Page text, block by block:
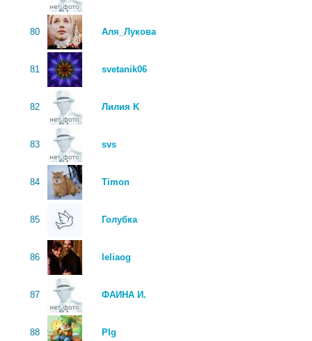
80 Аля_Лукова
81 svetanik06
82 Лилия K
83 svs
84 Timon
85 Голубка
86 leliaog
87 ФАИНА И.
88 Plg